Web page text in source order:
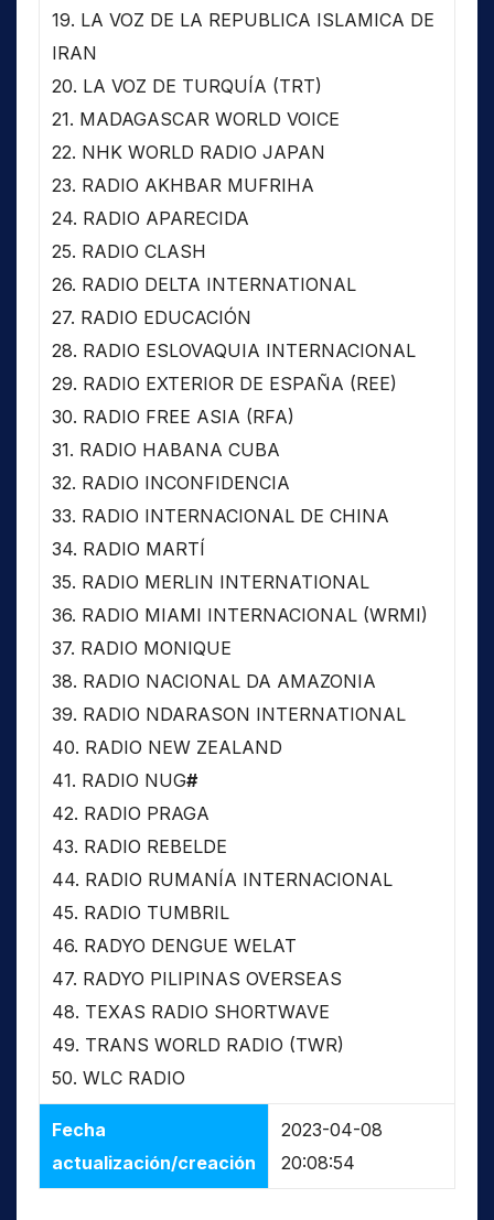
19. LA VOZ DE LA REPUBLICA ISLAMICA DE
IRAN
20. LA VOZ DE TURQUÍA (TRT)
21. MADAGASCAR WORLD VOICE
22. NHK WORLD RADIO JAPAN
23. RADIO AKHBAR MUFRIHA
24. RADIO APARECIDA
25. RADIO CLASH
26. RADIO DELTA INTERNATIONAL
27. RADIO EDUCACIÓN
28. RADIO ESLOVAQUIA INTERNACIONAL
29. RADIO EXTERIOR DE ESPAÑA (REE)
30. RADIO FREE ASIA (RFA)
31. RADIO HABANA CUBA
32. RADIO INCONFIDENCIA
33. RADIO INTERNACIONAL DE CHINA
34. RADIO MARTÍ
35. RADIO MERLIN INTERNATIONAL
36. RADIO MIAMI INTERNACIONAL (WRMI)
37. RADIO MONIQUE
38. RADIO NACIONAL DA AMAZONIA
39. RADIO NDARASON INTERNATIONAL
40. RADIO NEW ZEALAND
41. RADIO NUG#
42. RADIO PRAGA
43. RADIO REBELDE
44. RADIO RUMANÍA INTERNACIONAL
45. RADIO TUMBRIL
46. RADYO DENGUE WELAT
47. RADYO PILIPINAS OVERSEAS
48. TEXAS RADIO SHORTWAVE
49. TRANS WORLD RADIO (TWR)
50. WLC RADIO
Fecha
actualización/creación
2023-04-08
20:08:54